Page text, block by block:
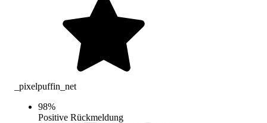
_pixelpuffin_net
98%
Positive Rückmeldung